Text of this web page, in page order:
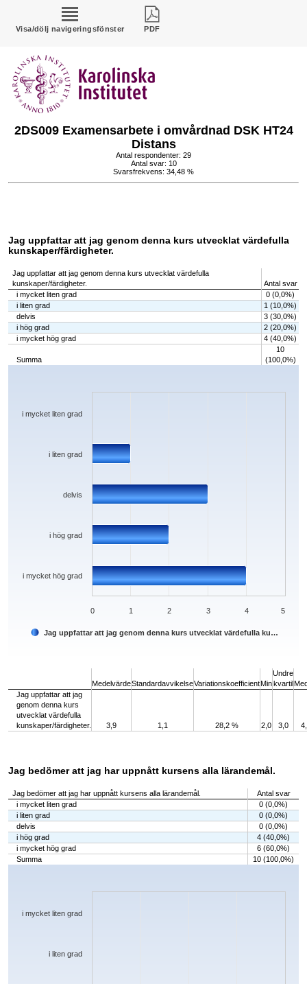
Visa/dölj navigeringsfönster PDF
2DS009 Examensarbete i omvårdnad DSK HT24
Distans
Antal respondenter: 29
Antal svar: 10
Svarsfrekvens: 34,48 %
Jag uppfattar att jag genom denna kurs utvecklat värdefulla
kunskaper/färdigheter.
Jag uppfattar att jag genom denna kurs utvecklat värdefulla
kunskaper/färdigheter.
Antal svar
i mycket liten grad
0 (0,0%)
i liten grad
1 (10,0%)
delvis
3 (30,0%)
i hög grad
2 (20,0%)
i mycket hög grad
4 (40,0%)
Summa
10
(100,0%)
Chart
The chart has 1 X axis displaying categories.
Jag uppfattar att jag genom denna kurs utvecklat värdefulla ku…
i mycket hög grad
i hög grad
delvis
i liten grad
i mycket liten grad
0 1 2 3 4 5
MedelvärdeStandardavvikelseVariationskoefficientMin
Undre
kvartil
Jag uppfattar att jag
genom denna kurs
utvecklat värdefulla
kunskaper/färdigheter.
3,9 1,1 28,2 % 2,0 3,0
Jag bedömer att jag har uppnått kursens alla lärandemål.
Jag bedömer att jag har uppnått kursens alla lärandemål.
Antal svar
i mycket liten grad
0 (0,0%)
i liten grad
0 (0,0%)
delvis
0 (0,0%)
i hög grad
4 (40,0%)
i mycket hög grad
6 (60,0%)
Summa
10 (100,0%)
Chart
The chart has 1 X axis displaying categories.
i liten grad
i mycket liten grad